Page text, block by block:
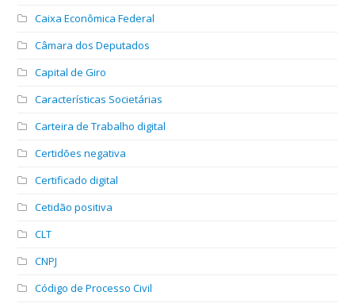
Caixa Econômica Federal
Câmara dos Deputados
Capital de Giro
Características Societárias
Carteira de Trabalho digital
Certidões negativa
Certificado digital
Cetidão positiva
CLT
CNPJ
Código de Processo Civil